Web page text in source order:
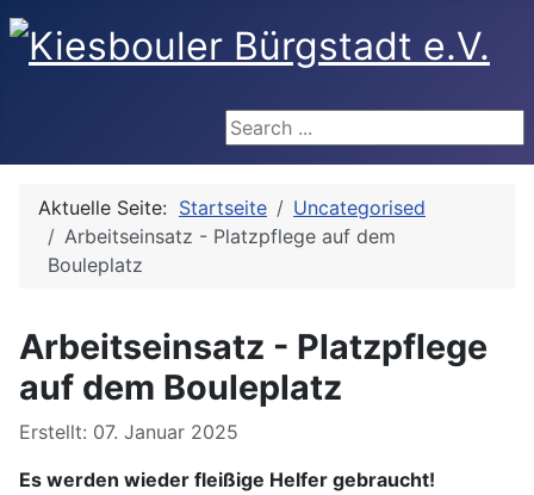
Search ...
Aktuelle Seite: Startseite
Uncategorised
Arbeitseinsatz - Platzpflege auf dem
Bouleplatz
Arbeitseinsatz - Platzpflege
auf dem Bouleplatz
Details
Erstellt: 07. Januar 2025
Es werden wieder fleißige Helfer gebraucht!